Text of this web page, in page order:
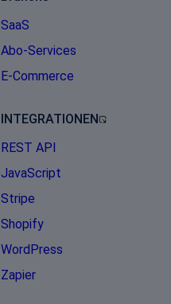
SaaS
Abo-Services
E-Commerce
INTEGRATIONEN
REST API
JavaScript
Stripe
Shopify
WordPress
Zapier